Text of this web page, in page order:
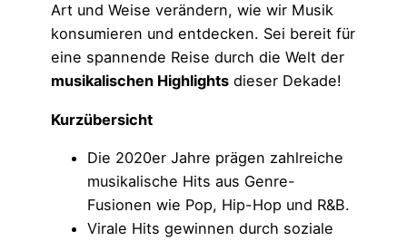
Art und Weise verändern, wie wir Musik
konsumieren und entdecken. Sei bereit für
eine spannende Reise durch die Welt der
musikalischen Highlights dieser Dekade!
Kurzübersicht
Die 2020er Jahre prägen zahlreiche
musikalische Hits aus Genre-
Fusionen wie Pop, Hip-Hop und R&B.
Virale Hits gewinnen durch soziale